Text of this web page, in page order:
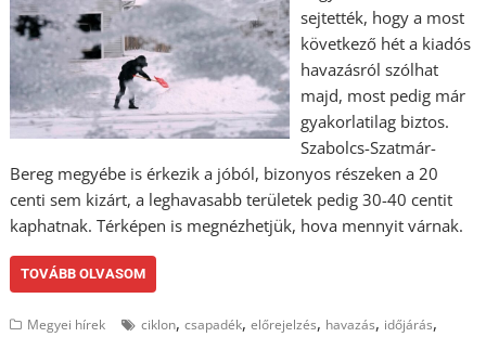
sejtették, hogy a most
következő hét a kiadós
havazásról szólhat
majd, most pedig már
gyakorlatilag biztos.
Szabolcs-Szatmár-
Bereg megyébe is érkezik a jóból, bizonyos részeken a 20
centi sem kizárt, a leghavasabb területek pedig 30-40 centit
kaphatnak. Térképen is megnézhetjük, hova mennyit várnak.
TOVÁBB OLVASOM
Megyei hírek ciklon,csapadék,előrejelzés, havazás, időjárás,